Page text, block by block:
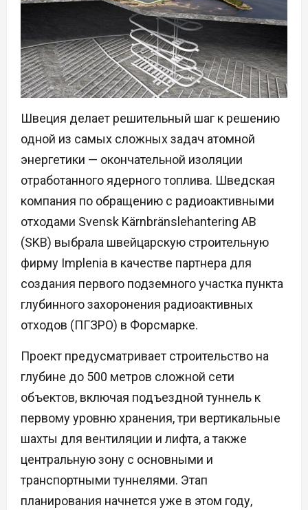
Швеция делает решительный шаг к решению
одной из самых сложных задач атомной
энергетики — окончательной изоляции
отработанного ядерного топлива. Шведская
компания по обращению с радиоактивными
отходами Svensk Kärnbränslehantering AB
(SKB) выбрала швейцарскую строительную
фирму Implenia в качестве партнера для
создания первого подземного участка пункта
глубинного захоронения радиоактивных
отходов (ПГЗРО) в Форсмарке.
Проект предусматривает строительство на
глубине до 500 метров сложной сети
объектов, включая подъездной туннель к
первому уровню хранения, три вертикальные
шахты для вентиляции и лифта, а также
центральную зону с основными и
транспортными туннелями. Этап
планирования начнется уже в этом году,